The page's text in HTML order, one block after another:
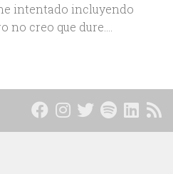
intentado incluyendo
no creo que dure....